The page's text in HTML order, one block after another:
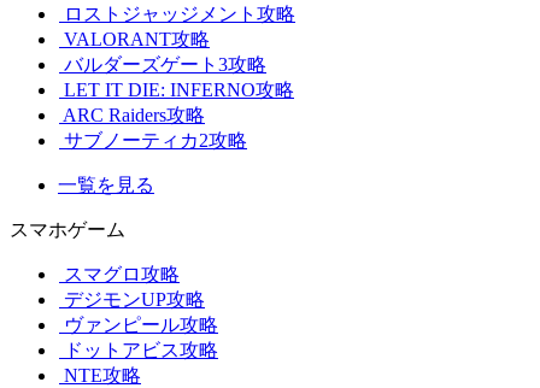
ロストジャッジメント攻略
VALORANT攻略
バルダーズゲート3攻略
LET IT DIE: INFERNO攻略
ARC Raiders攻略
サブノーティカ2攻略
一覧を見る
スマホゲーム
スマグロ攻略
デジモンUP攻略
ヴァンピール攻略
ドットアビス攻略
NTE攻略